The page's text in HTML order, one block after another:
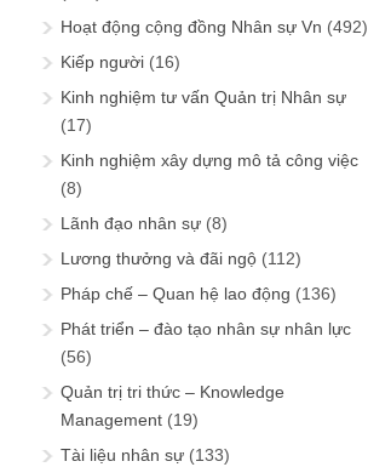
Hoạt động cộng đồng Nhân sự Vn (492)
Kiếp người (16)
Kinh nghiệm tư vấn Quản trị Nhân sự
(17)
Kinh nghiệm xây dựng mô tả công việc
(8)
Lãnh đạo nhân sự (8)
Lương thưởng và đãi ngộ (112)
Pháp chế – Quan hệ lao động (136)
Phát triển – đào tạo nhân sự nhân lực
(56)
Quản trị tri thức – Knowledge
Management (19)
Tài liệu nhân sự (133)